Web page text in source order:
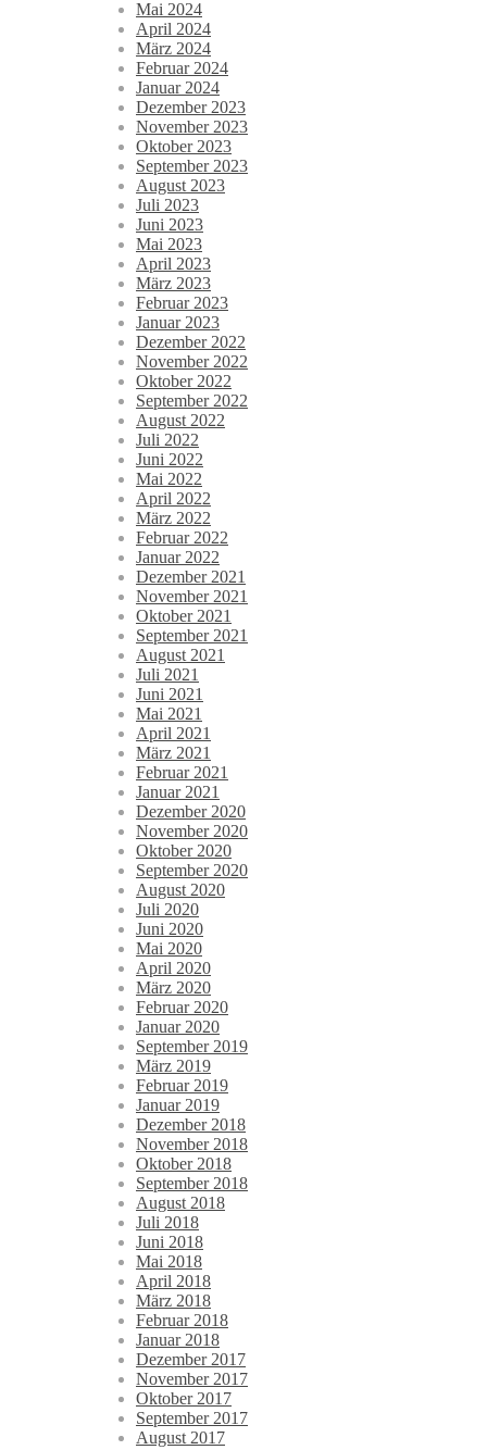
Mai 2024
April 2024
März 2024
Februar 2024
Januar 2024
Dezember 2023
November 2023
Oktober 2023
September 2023
August 2023
Juli 2023
Juni 2023
Mai 2023
April 2023
März 2023
Februar 2023
Januar 2023
Dezember 2022
November 2022
Oktober 2022
September 2022
August 2022
Juli 2022
Juni 2022
Mai 2022
April 2022
März 2022
Februar 2022
Januar 2022
Dezember 2021
November 2021
Oktober 2021
September 2021
August 2021
Juli 2021
Juni 2021
Mai 2021
April 2021
März 2021
Februar 2021
Januar 2021
Dezember 2020
November 2020
Oktober 2020
September 2020
August 2020
Juli 2020
Juni 2020
Mai 2020
April 2020
März 2020
Februar 2020
Januar 2020
September 2019
März 2019
Februar 2019
Januar 2019
Dezember 2018
November 2018
Oktober 2018
September 2018
August 2018
Juli 2018
Juni 2018
Mai 2018
April 2018
März 2018
Februar 2018
Januar 2018
Dezember 2017
November 2017
Oktober 2017
September 2017
August 2017